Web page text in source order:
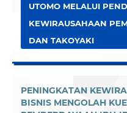
UTOMO MELALUI
KEWIRAUSAHAAN
DAN TAKOYAKI
PENINGKATAN
BISNIS MENGOLAH